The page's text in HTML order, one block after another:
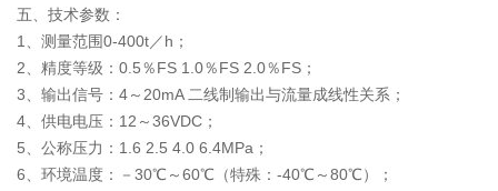
五、技术参数：
1、测量范围0-400t／h；
2、精度等级：0.5％FS 1.0％FS 2.0％FS；
3、输出信号：4～20mA 二线制输出与流量成线性关系；
4、供电电压：12～36VDC；
5、公称压力：1.6 2.5 4.0 6.4MPa；
6、环境温度：－30℃～60℃（特殊：-40℃～80℃）；